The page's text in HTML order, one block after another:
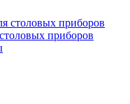
приборов